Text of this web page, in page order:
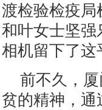
渡检验检疫局
和叶女士坚强
相机留下了这
前不久，
贫的精神，